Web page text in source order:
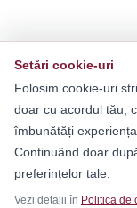
Setări cookie-uri
Folosim cookie-uri
doar cu acordul tău,
îmbunătăți
Continuând doar
preferințelor tale.
Vezi detalii în Politica de